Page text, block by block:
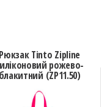
Рюкзак Tinto Zipline
рожево-
блакитний (ZP11.50)